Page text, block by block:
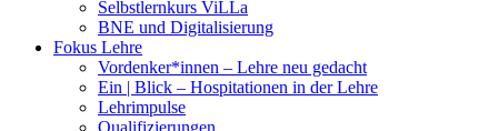
Selbstlernkurs ViLLa
BNE und Digitalisierung
Fokus Lehre
Vordenker*innen – Lehre neu gedacht
Ein | Blick – Hospitationen in der Lehre
Lehrimpulse
Qualifizierungen